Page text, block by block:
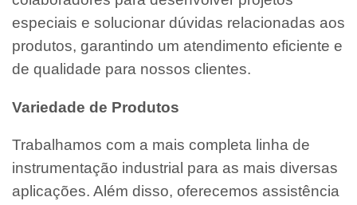
especiais e solucionar dúvidas relacionadas aos
produtos, garantindo um atendimento eficiente e
de qualidade para nossos clientes.
Variedade de Produtos
Trabalhamos com a mais completa linha de
instrumentação industrial para as mais diversas
aplicações. Além disso, oferecemos assistência